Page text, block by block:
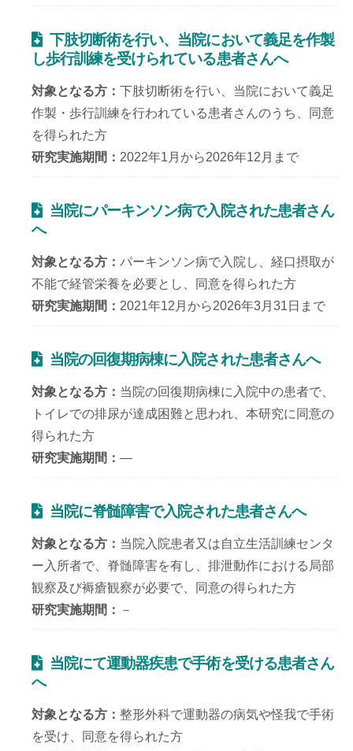
下肢切断術を行い、当院において義足を作製
し歩行訓練を受けられている患者さんへ
対象となる方
下肢切断術を行い、当院において義足
作製・歩行訓練を行われている患者さんのうち、同意
を得られた方
研究実施期間
2022年1月から2026年12月まで
当院にパーキンソン病で入院された患者さん
へ
対象となる方
パーキンソン病で入院し、経口摂取が
不能で経管栄養を必要とし、同意を得られた方
研究実施期間
2021年12月から2026年3月31日まで
当院の回復期病棟に入院された患者さんへ
対象となる方
当院の回復期病棟に入院中の患者で、
トイレでの排尿が達成困難と思われ、本研究に同意の
得られた方
研究実施期間
―
当院に脊髄障害で入院された患者さんへ
対象となる方
当院入院患者又は自立生活訓練センタ
ー入所者で、脊髄障害を有し、排泄動作における局部
観察及び褥瘡観察が必要で、同意の得られた方
研究実施期間
－
当院にて運動器疾患で手術を受ける患者さん
へ
対象となる方
整形外科で運動器の病気や怪我で手術
を受け、同意を得られた方